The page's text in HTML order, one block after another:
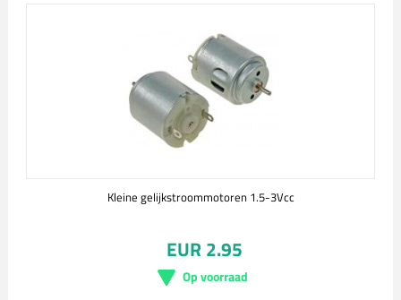
Kleine gelijkstroommotoren 1.5-3Vcc
EUR 2.95
Op voorraad